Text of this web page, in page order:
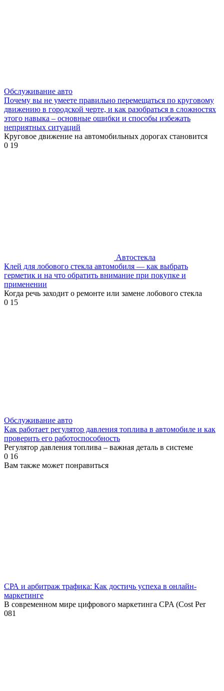
Обслуживание авто
Почему вы не умеете правильно перемещаться по круговому
движению в городской черте, и как разобраться в сложностях
этого навыка – основные ошибки и способы избежать
неприятных ситуаций
Круговое движение на автомобильных дорогах становится
0 19
Автостекла
Клей для лобового стекла автомобиля — как выбрать
герметик и на что обратить внимание при покупке и
применении
Когда речь заходит о ремонте или замене лобового стекла
0 15
Обслуживание авто
Как работает регулятор давления топлива в автомобиле и как
проверить его работоспособность
Регулятор давления топлива – важная деталь в системе
0 16
Вам также может понравиться
СРА и арбитраж трафика: Как достичь успеха в онлайн-
маркетинге
В современном мире цифрового маркетинга CPA (Cost Per
081